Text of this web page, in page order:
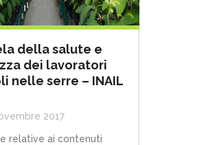
della salute e
dei lavoratori
nelle serre – INAIL
2017
relative ai contenuti